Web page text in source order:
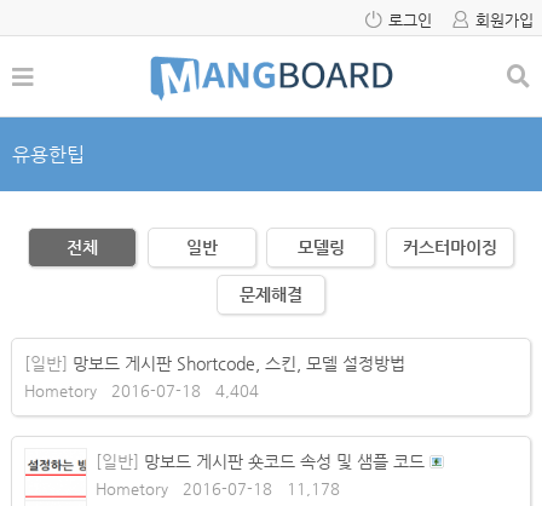
로그인 회원가입
유용한팁
전체 일반 모델링 커스터마이징
문제해결
[일반] 망보드 게시판 Shortcode, 스킨, 모델 설정방법
Hometory 2016-07-18 4,404
[일반] 망보드 게시판 숏코드 속성 및 샘플 코드
Hometory 2016-07-18 11,178